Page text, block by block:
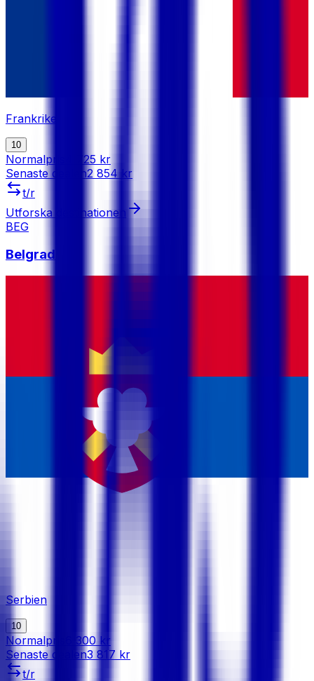
Frankrike
10
Normalpris
4 725 kr
Senaste dealen2 854 kr
t/r
Utforska destinationen
BEG
Belgrad
Serbien
10
Normalpris
6 300 kr
Senaste dealen3 817 kr
t/r